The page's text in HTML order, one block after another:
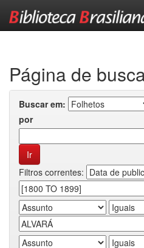
Página de
Buscar em:
por
Filtros correntes: